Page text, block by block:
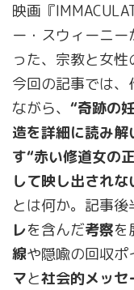
映画『
ー・スウィーニ
った、宗教と女性
今回の記事では、
ながら、 “奇跡の
造を詳細に読み
す“赤い修道女の
して映し出されな
とは何か。記事
レを含んだ考察を
線や隠喩の回収
マと社会的メッセ